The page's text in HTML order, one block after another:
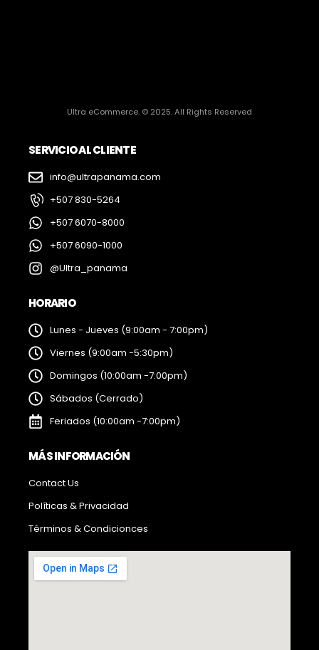
Ultra eCommerce. © 2025. All Rights Reserved
SERVICIO AL CLIENTE
info@ultrapanama.com
+507 830-5264
+507 6070-8000
+507 6090-1000
@Ultra_panama
HORARIO
Lunes - Jueves (9:00am - 7:00pm)
Viernes (9:00am -5:30pm)
Domingos (10:00am -7:00pm)
Sábados (Cerrado)
Feriados (10:00am -7:00pm)
MÁS INFORMACIÓN
Contact Us
Políticas & Privacidad
Términos & Condicionces